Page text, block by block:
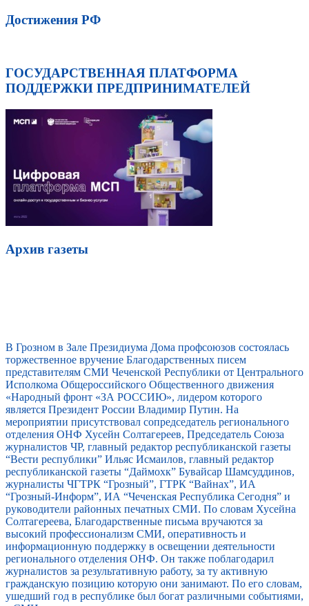
Достижения РФ
ГОСУДАРСТВЕННАЯ ПЛАТФОРМА
ПОДДЕРЖКИ ПРЕДПРИНИМАТЕЛЕЙ
Архив газеты
В Грозном в Зале Президиума Дома профсоюзов состоялась
торжественное вручение Благодарственных писем
представителям СМИ Чеченской Республики от Центрального
Исполкома Общероссийского Общественного движения
«Народный фронт «ЗА РОССИЮ», лидером которого
является Президент России Владимир Путин. На
мероприятии присутствовал сопредседатель регионального
отделения ОНФ Хусейн Солтагереев, Председатель Союза
журналистов ЧР, главный редактор республиканской газеты
“Вести республики” Ильяс Исмаилов, главный редактор
республиканской газеты “Даймохк” Бувайсар Шамсуддинов,
журналисты ЧГТРК “Грозный”, ГТРК “Вайнах”, ИА
“Грозный-Информ”, ИА “Чеченская Республика Сегодня” и
руководители районных печатных СМИ. По словам Хусейна
Солтагереева, Благодарственные письма вручаются за
высокий профессионализм СМИ, оперативность и
информационную поддержку в освещении деятельности
регионального отделения ОНФ. Он также поблагодарил
журналистов за результативную работу, за ту активную
гражданскую позицию которую они занимают. По его словам,
ушедший год в республике был богат различными событиями,